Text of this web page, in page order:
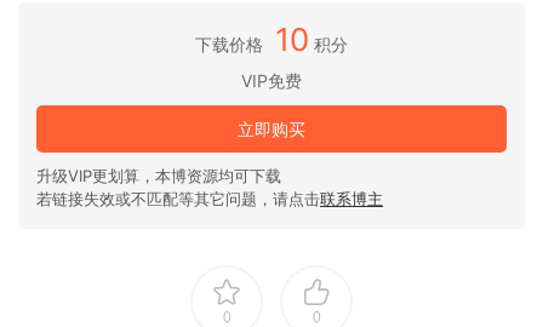
下载价格 10 积分
VIP免费
立即购买
升级VIP更划算，本博资源均可下载
若链接失效或不匹配等其它问题，请点击联系博主
0 0